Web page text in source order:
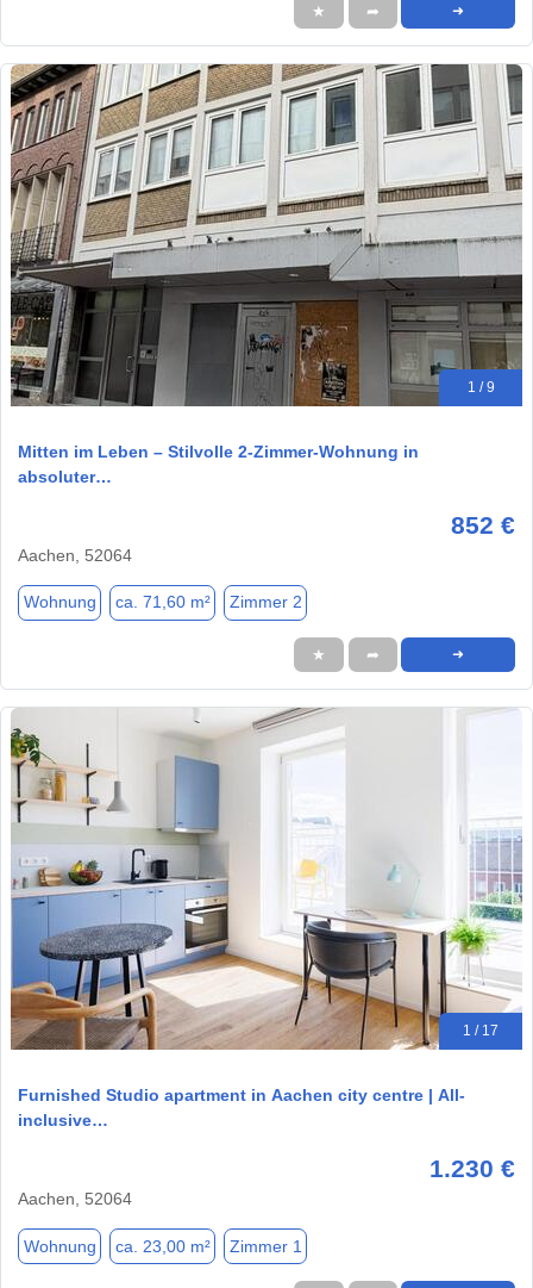
★ ➦ ➜
1 / 9
Mitten im Leben – Stilvolle 2-Zimmer-Wohnung in
absoluter…
852 €
Aachen, 52064
Wohnung ca. 71,60 m² Zimmer 2
★ ➦ ➜
1 / 17
Furnished Studio apartment in Aachen city centre | All-
inclusive…
1.230 €
Aachen, 52064
Wohnung ca. 23,00 m² Zimmer 1